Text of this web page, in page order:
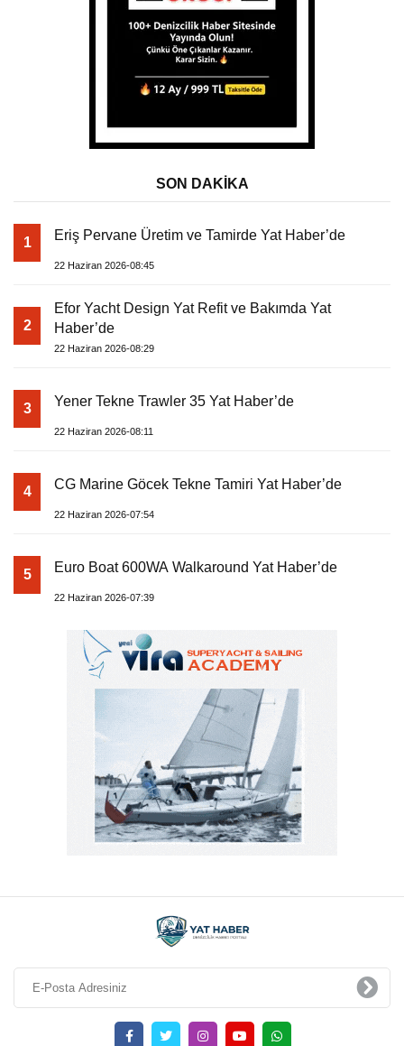
SON DAKİKA
1 Eriş Pervane Üretim ve Tamirde Yat Haber’de
22 Haziran 2026-08:45
2
Efor Yacht Design Yat Refit ve Bakımda Yat
Haber’de
22 Haziran 2026-08:29
3 Yener Tekne Trawler 35 Yat Haber’de
22 Haziran 2026-08:11
4 CG Marine Göcek Tekne Tamiri Yat Haber’de
22 Haziran 2026-07:54
5 Euro Boat 600WA Walkaround Yat Haber’de
22 Haziran 2026-07:39